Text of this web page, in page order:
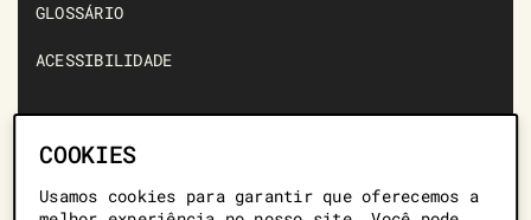
COOKIES
Usamos cookies para garantir que oferecemos a
GLOSSÁRIO
ACESSIBILIDADE
+351 217 128 459 *